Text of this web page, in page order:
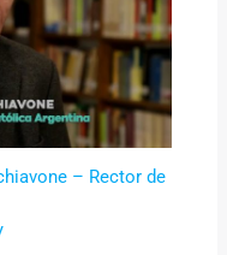
– Rector de